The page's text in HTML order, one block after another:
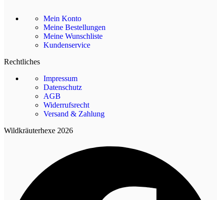
Mein Konto
Meine Bestellungen
Meine Wunschliste
Kundenservice
Rechtliches
Impressum
Datenschutz
AGB
Widerrufsrecht
Versand & Zahlung
Wildkräuterhexe 2026